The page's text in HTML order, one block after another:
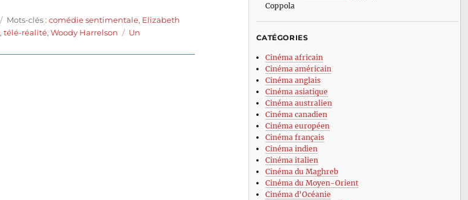
Étiquettes
Mots-clés :comédie sentimentale, Elizabeth
,télé-réalité,Woody Harrelson
Un
Coppola
CATÉGORIES
Cinéma africain
Cinéma américain
Cinéma anglais
Cinéma asiatique
Cinéma australien
Cinéma canadien
Cinéma européen
Cinéma français
Cinéma indien
Cinéma italien
Cinéma du Maghreb
Cinéma du Moyen-Orient
Cinéma d’Océanie